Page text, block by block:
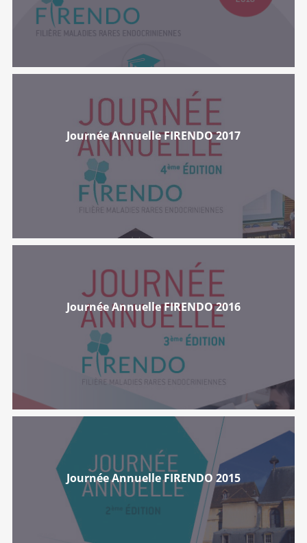
Journée Annuelle FIRENDO 2017
Journée Annuelle FIRENDO 2016
Journée Annuelle FIRENDO 2015